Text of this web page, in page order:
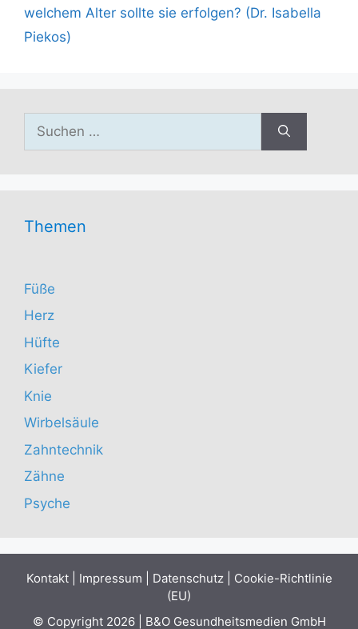
welchem Alter sollte sie erfolgen? (Dr. Isabella
Piekos)
nach:
Themen
Füße
Herz
Hüfte
Kiefer
Knie
Wirbelsäule
Zahntechnik
Zähne
Psyche
Kontakt| Impressum Datenschutz| Cookie-Richtlinie
(EU)
© Copyright 2026 | B&O Gesundheitsmedien GmbH